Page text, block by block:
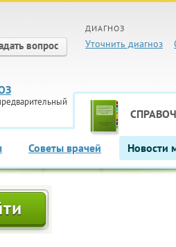
вопрос
ДИАГНОЗ
Уточнить диагноз
Советы врачей Новости